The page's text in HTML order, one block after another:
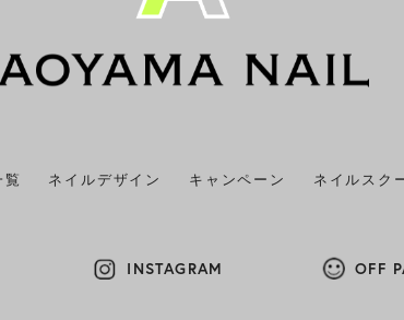
覧 ネイルデザイン キャンペーン ネイルスク
INSTAGRAM OFF